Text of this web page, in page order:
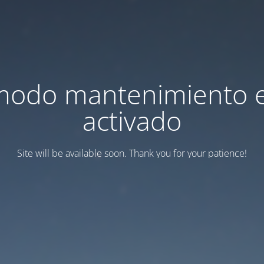
mantenimiento
activado
Site will be available soon. Thank you for your patience!